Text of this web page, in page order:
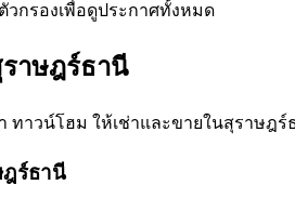
วกรองเพื่อดูประกาศทั้งหมด
าษฎร์ธานี
าวน์โฮม ให้เช่าและขายในสุราษฎร์
ฎร์ธานี